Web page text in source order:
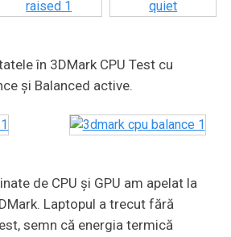
în 3DMark CPU Test cu
și Balanced active.
de CPU și GPU am apelat la
Laptopul a trecut fără
semn că energia termică